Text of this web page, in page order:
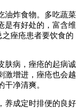
油炸食物。多吃蔬菜
是有好处的，富含维
痤疮患者要饮食的
肤病，痤疮的起病诚
激增进，痤疮也会越
净清爽。
养成定时排便的良好